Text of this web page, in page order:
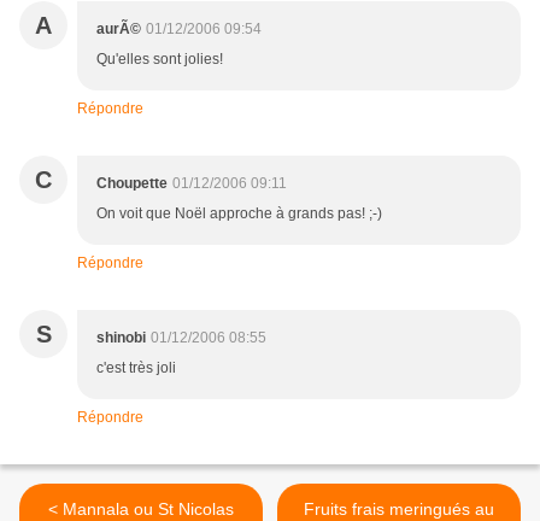
A aurÃ© 01/12/2006 09:54
Qu'elles sont jolies!
Répondre
C Choupette 01/12/2006 09:11
On voit que Noël approche à grands pas! ;-)
Répondre
S shinobi 01/12/2006 08:55
c'est très joli
Répondre
< Mannala ou St Nicolas
Fruits frais meringués au